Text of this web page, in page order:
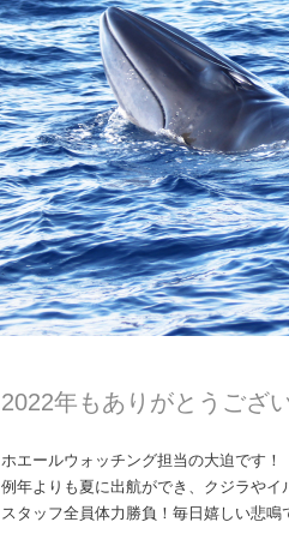
2022年もありがとうござ
ホエールウォッチング担当の大迫です！
例年よりも夏に出航ができ、クジラや
スタッフ全員体力勝負！毎日嬉しい悲鳴